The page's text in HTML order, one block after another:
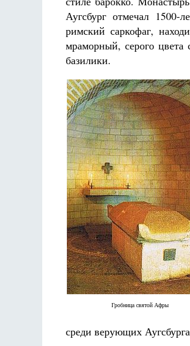
Аугсбург отмечал
римский саркофаг,
мраморный, серого цвета
базилики.
Гробница святой Афры
среди верующих